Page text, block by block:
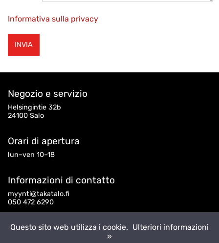
Informativa sulla privacy
Negozio e servizio
Helsingintie 32b
24100 Salo
Orari di apertura
lun–ven 10–18
Informazioni di contatto
myynti@takatalo.fi
050 472 6290
Seguici
Questo sito web utilizza i cookie. Ulteriori informazioni
»